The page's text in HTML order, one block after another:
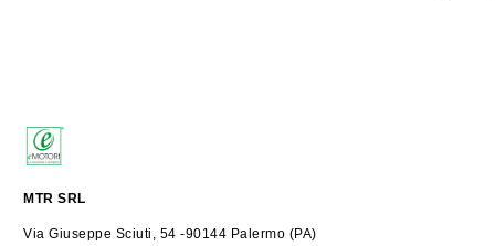
MTR SRL
Via Giuseppe Sciuti, 54 -90144 Palermo (PA)